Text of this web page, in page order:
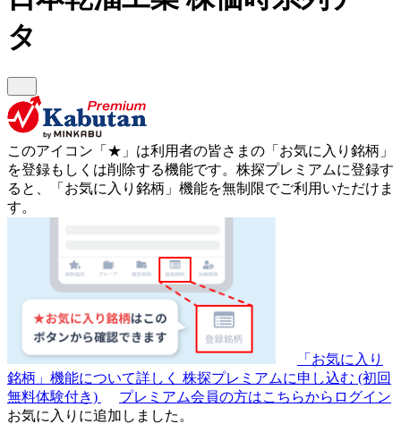
タ
このアイコン 「★」 は利用者の皆さまの 「お気に入り銘柄」
を登録もしくは削除する機能です。 株探プレミアムに登録す
ると、「お気に入り銘柄」機能を無制限でご利用いただけま
す。
「お気に入り
銘柄」機能について詳しく 株探プレミアムに申し込む (初回
無料体験付き)
プレミアム会員の方はこちらからログイン
お気に入りに追加しました。